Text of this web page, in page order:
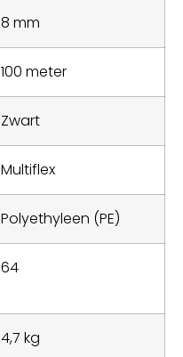
8 mm
100 meter
Zwart
Multiflex
Polyethyleen (PE)
64
4,7 kg